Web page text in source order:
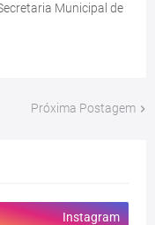
Municipal de
Próxima Postagem
Instagram